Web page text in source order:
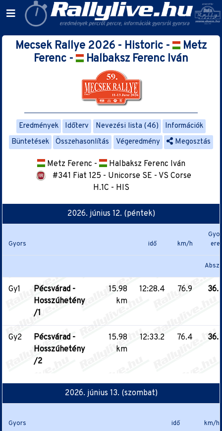
Mecsek Rallye 2026 - Historic -
Metz
Ferenc -
Halbaksz Ferenc Iván
Eredmények Időterv Nevezési lista (46)
Információk
Büntetések
Összehasonlítás Végeredmény Megosztás
Metz Ferenc -
Halbaksz Ferenc Iván
#341 Fiat 125 - Unicorse SE - VS Corse
H.1C - HIS
2026. június 12. (péntek)
Gyors idő km/h
Absz.
Gy1
Pécsvárad -
Hosszúhetény
/1
15.98
km
12:28.4 76.9 36.
Gy2
Pécsvárad -
Hosszúhetény
/2
15.98
km
12:33.2 76.4 36.
2026. június 13. (szombat)
Gyors idő km/h